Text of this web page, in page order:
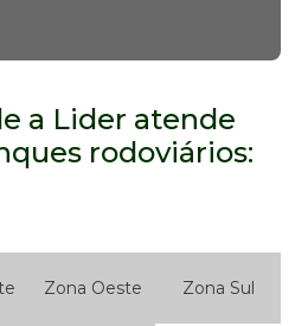
a Lider atende
rodoviários:
Zona Oeste Zona Sul